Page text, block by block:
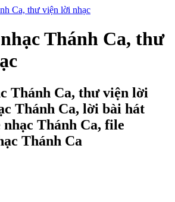
Thánh Ca, thư
Thánh Ca, thư viện lời
Thánh Ca, lời bài hát
nhạc Thánh Ca, file
Thánh Ca